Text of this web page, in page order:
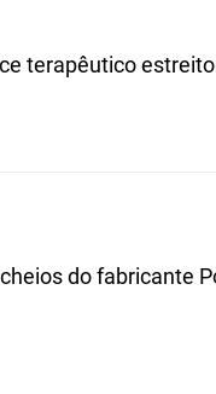
terapêutico
do fabricante